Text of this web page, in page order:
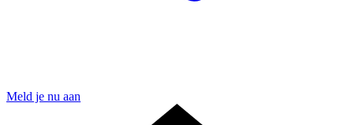
Meld je nu aan